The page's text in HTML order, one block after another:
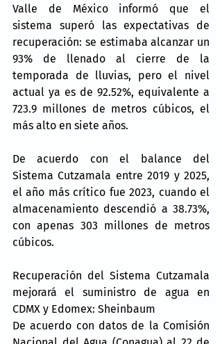
Valle de México informó que el
sistema superó las expectativas de
recuperación: se estimaba alcanzar un
93% de llenado al cierre de la
temporada de lluvias, pero el nivel
actual ya es de 92.52%, equivalente a
723.9 millones de metros cúbicos, el
más alto en siete años.
De acuerdo con el balance del
Sistema Cutzamala entre 2019 y 2025,
el año más crítico fue 2023, cuando el
almacenamiento descendió a 38.73%,
con apenas 303 millones de metros
cúbicos.
Recuperación del Sistema Cutzamala
mejorará el suministro de agua en
CDMX y Edomex: Sheinbaum
De acuerdo con datos de la Comisión